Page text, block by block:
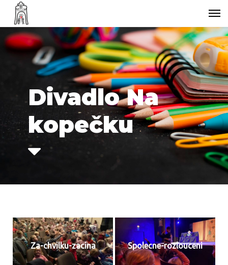
Divadlo Na
kopečku
Za-chvilku-zacina Spolecne-rozlouceni